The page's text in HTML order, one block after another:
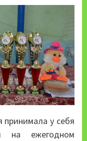
принимала у себя
на ежегодном